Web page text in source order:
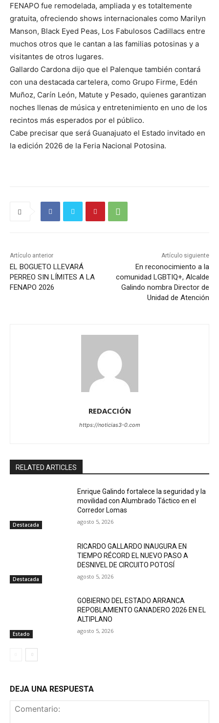
FENAPO fue remodelada, ampliada y es totaltemente
gratuita, ofreciendo shows internacionales como Marilyn
Manson, Black Eyed Peas, Los Fabulosos Cadillacs entre
muchos otros que le cantan a las familias potosinas y a
visitantes de otros lugares.
Gallardo Cardona dijo que el Palenque también contará
con una destacada cartelera, como Grupo Firme, Edén
Muñoz, Carín León, Matute y Pesado, quienes garantizan
noches llenas de música y entretenimiento en uno de los
recintos más esperados por el público.
Cabe precisar que será Guanajuato el Estado invitado en
la edición 2026 de la Feria Nacional Potosina.
Artículo anterior
EL BOGUETO LLEVARÁ
PERREO SIN LÍMITES A LA
FENAPO 2026
Artículo siguiente
En reconocimiento a la
comunidad LGBTIQ+, Alcalde
Galindo nombra Director de
Unidad de Atención
REDACCIÓN
https://noticias3-0.com
RELATED ARTICLES
Destacada
Enrique Galindo fortalece la seguridad y la
movilidad con Alumbrado Táctico en el
Corredor Lomas
agosto 5, 2026
Destacada
RICARDO GALLARDO INAUGURA EN
TIEMPO RÉCORD EL NUEVO PASO A
DESNIVEL DE CIRCUITO POTOSÍ
agosto 5, 2026
Estado
GOBIERNO DEL ESTADO ARRANCA
REPOBLAMIENTO GANADERO 2026 EN EL
ALTIPLANO
agosto 5, 2026
DEJA UNA RESPUESTA